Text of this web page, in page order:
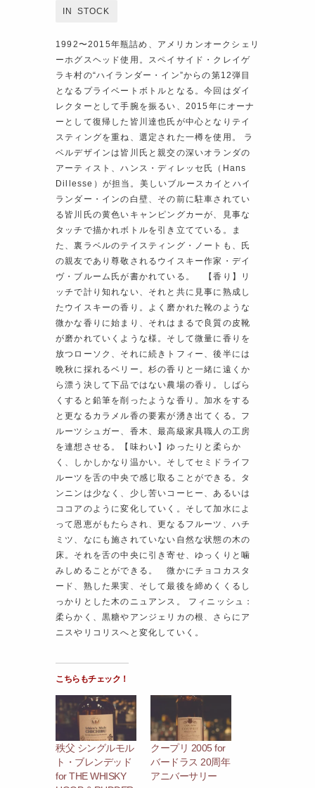
IN STOCK
1992〜2015年瓶詰め、アメリカンオークシェリ
ーホグスヘッド使用。スペイサイド・クレイゲ
ラキ村の“ハイランダー・イン”からの第12弾目
となるプライベートボトルとなる。今回はダイ
レクターとして手腕を振るい、2015年にオーナ
ーとして復帰した皆川達也氏が中心となりテイ
スティングを重ね、選定された一樽を使用。 ラ
ベルデザインは皆川氏と親交の深いオランダの
アーティスト、ハンス・ディレッセ氏（Hans
Dillesse）が担当。美しいブルースカイとハイ
ランダー・インの白壁、その前に駐車されてい
る皆川氏の黄色いキャンピングカーが、見事な
タッチで描かれボトルを引き立てている。ま
た、裏ラベルのテイスティング・ノートも、氏
の親友であり尊敬されるウイスキー作家・デイ
ヴ・ブルーム氏が書かれている。 【香り】リ
ッチで計り知れない、それと共に見事に熟成し
たウイスキーの香り。よく磨かれた靴のような
微かな香りに始まり、それはまるで良質の皮靴
が磨かれていくような様。そして微量に香りを
放つローソク、それに続きトフィー、後半には
晩秋に採れるベリー。杉の香りと一緒に遠くか
ら漂う決して下品ではない農場の香り。しばら
くすると鉛筆を削ったような香り。加水をする
と更なるカラメル香の要素が湧き出てくる。フ
ルーツシュガー、香木、最高級家具職人の工房
を連想させる。【味わい】ゆったりと柔らか
く、しかしかなり温かい。そしてセミドライフ
ルーツを舌の中央で感じ取ることができる。タ
ンニンは少なく、少し苦いコーヒー、あるいは
ココアのように変化していく。そして加水によ
って恩恵がもたらされ、更なるフルーツ、ハチ
ミツ、なにも施されていない自然な状態の木の
床。それを舌の中央に引き寄せ、ゆっくりと噛
みしめることができる。 微かにチョコカスタ
ード、熟した果実、そして最後を締めくくるし
っかりとした木のニュアンス。 フィニッシュ：
柔らかく、黒糖やアンジェリカの根、さらにア
ニスやリコリスへと変化していく。
こちらもチェック！
秩父 シングルモル
ト・ブレンデッド
for THE WHISKY
クープリ 2005 for
バードラス 20周年
アニバーサリー